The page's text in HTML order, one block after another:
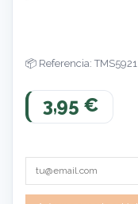
Referencia: TMS5921
3,95 €